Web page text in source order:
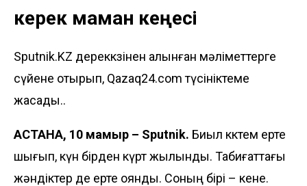
керек маман кеңесі
Sputnik.KZ дереккөзінен алынған мәліметтерге
сүйене отырып, Qazaq24.com түсініктеме
жасады..
АСТАНА, 10 мамыр – Sputnik. Биыл көктем ерте
шығып, күн бірден күрт жылынды. Табиғаттағы
жәндіктер де ерте оянды. Соның бірі – кене.